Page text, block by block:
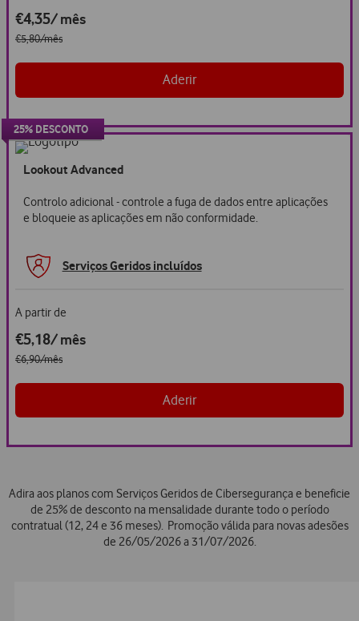
€4,35/ mês
€5,80/mês
Aderir
25%
desconto
25% DESCONTO
Lookout Advanced
Controlo adicional - controle a fuga de dados entre aplicações
e bloqueie as aplicações em não conformidade.
Serviços Geridos incluídos
A partir de
€5,18/ mês
€6,90/mês
Aderir
Adira aos planos com Serviços Geridos de Cibersegurança e beneficie
de 25% de desconto na mensalidade durante todo o período
contratual (12, 24 e 36 meses). Promoção válida para novas adesões
de 26/05/2026 a 31/07/2026.